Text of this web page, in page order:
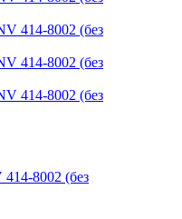
8002 (без